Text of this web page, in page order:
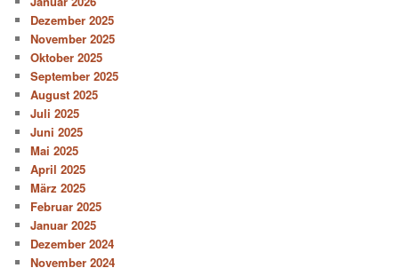
Dezember 2025
November 2025
Oktober 2025
September 2025
August 2025
Juli 2025
Juni 2025
Mai 2025
April 2025
März 2025
Februar 2025
Januar 2025
Dezember 2024
November 2024